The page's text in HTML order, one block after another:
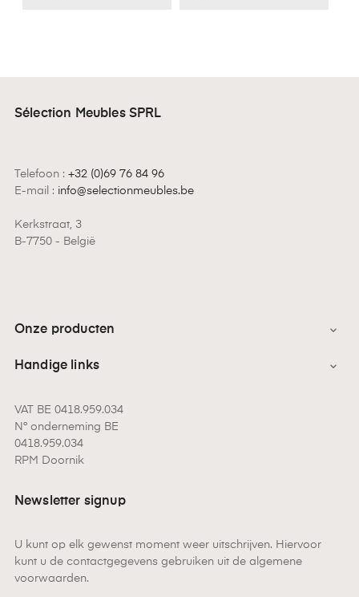
Sélection Meubles SPRL
Telefoon : +32 (0)69 76 84 96
E-mail : info@selectionmeubles.be
Kerkstraat, 3
B-7750 - België
Onze producten 
Handige links 
VAT BE 0418.959.034
N° onderneming BE
0418.959.034
RPM Doornik
Newsletter signup
U kunt op elk gewenst moment weer uitschrijven. Hiervoor
kunt u de contactgegevens gebruiken uit de algemene
voorwaarden.